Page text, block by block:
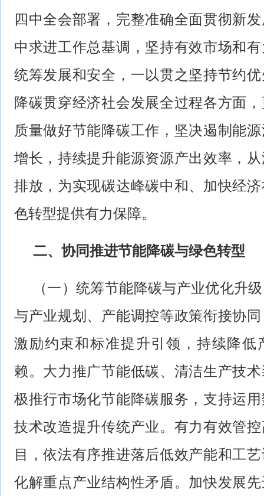
四中全会部署，完整准确全面贯彻新
中求进工作总基调，坚持有效市场和
统筹发展和安全，一以贯之坚持节约
降碳贯穿经济社会发展全过程各方面
质量做好节能降碳工作，坚决遏制能
增长，持续提升能源资源产出效率，
排放，为实现碳达峰碳中和、加快经
色转型提供有力保障。
二、协同推进节能降碳与绿色转型
（一）统筹节能降碳与产业优化升
与产业规划、产能调控等政策衔接协
激励约束和标准提升引领，持续降低
赖。大力推广节能低碳、清洁生产技
极推行市场化节能降碳服务，支持运
技术改造提升传统产业。有力有效管
目，依法有序推进落后低效产能和工
化解重点产业结构性矛盾。加快发展